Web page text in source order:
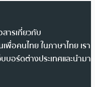
ารเกี่ยวกับ
พื่อคนไทย ในภาษาไทย เรา
บอร์ดต่างประเทศและนำมา